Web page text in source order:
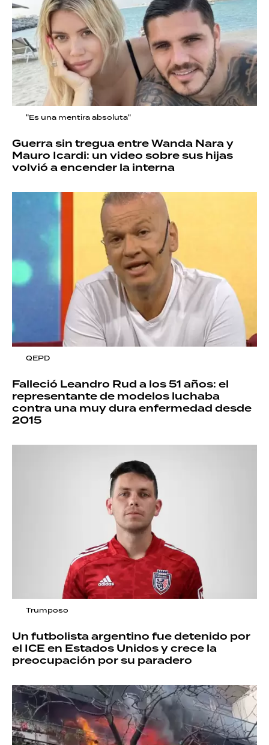
"Es una mentira absoluta"
Guerra sin tregua entre Wanda Nara y
Mauro Icardi: un video sobre sus hijas
volvió a encender la interna
QEPD
Falleció Leandro Rud a los 51 años: el
representante de modelos luchaba
contra una muy dura enfermedad desde
2015
Trumposo
Un futbolista argentino fue detenido por
el ICE en Estados Unidos y crece la
preocupación por su paradero